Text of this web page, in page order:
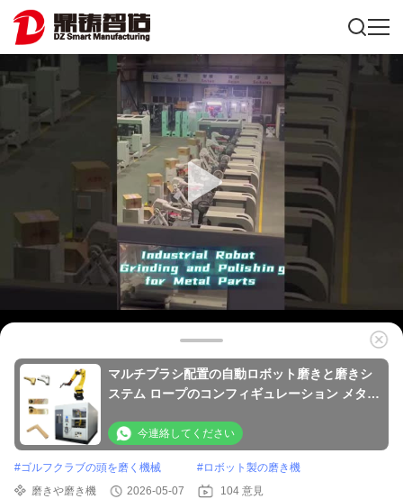
マルチブラシ配置の自動ロボット磨きと磨きシ
ステム ロープのコンフィギュレーション メタル
今連絡してください
#ゴルフクラブの頭を磨く機械 #ロボット製の磨き機
磨きや磨き機
2026-05-07 104 意見